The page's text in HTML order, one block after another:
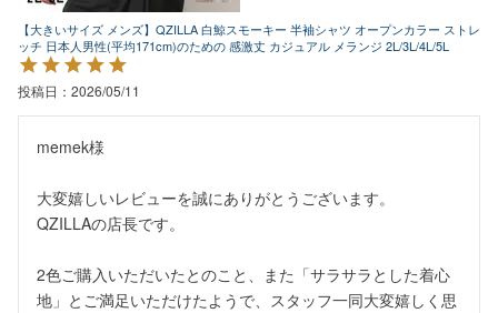
【大きいサイズ メンズ】QZILLA 白鯨スモーキー 半袖シャツ オープンカラー ストレ
ッチ 日本人男性(平均171cm)のための 感激丈 カジュアル メランジ 2L/3L/4L/5L
投稿日 2026/05/11
memek様
大変嬉しいレビューを誠にありがとうございます。
QZILLAの店長です。
2色ご購入いただいたとのこと、また「サラサラとした着心
地」とご満足いただけたようで、スタッフ一同大変嬉しく思